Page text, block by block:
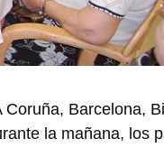
Barcelona,
la mañana, los